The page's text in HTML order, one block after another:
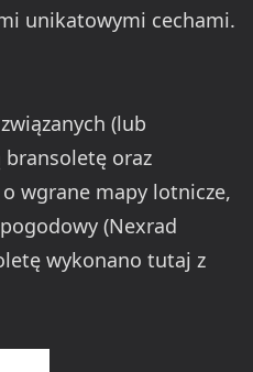
unikatowymi cechami.
(lub
bransoletę oraz
wgrane mapy lotnicze,
(Nexrad
wykonano tutaj z